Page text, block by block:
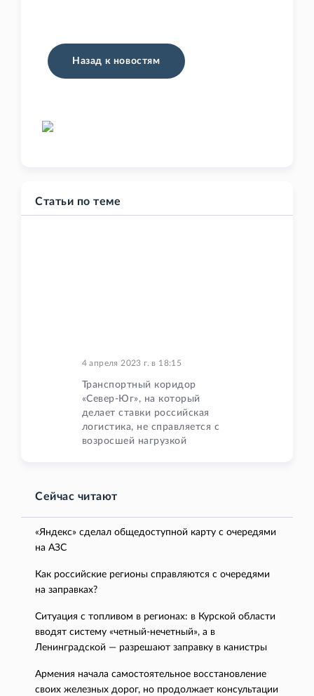
Назад к новостям
Статьи по теме
4 апреля 2023 г. в 18:15
Транспортный коридор
«Север-Юг», на который
делает ставки российская
логистика, не справляется с
возросшей нагрузкой
Сейчас читают
«Яндекс» сделал общедоступной карту с очередями
на АЗС
Как российские регионы справляются с очередями
на заправках?
Ситуация с топливом в регионах: в Курской области
вводят систему «четный-нечетный», а в
Ленинградской — разрешают заправку в канистры
Армения начала самостоятельное восстановление
своих железных дорог, но продолжает консультации